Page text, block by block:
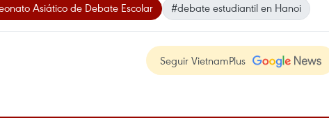
Asiático de Debate Escolar #debate estudiantil en Hanoi
Seguir VietnamPlus